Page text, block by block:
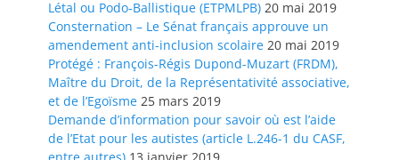
Létal ou Podo-Ballistique (ETPMLPB) 20 mai 2019
Consternation – Le Sénat français approuve un
amendement anti-inclusion scolaire 20 mai 2019
Protégé : François-Régis Dupond-Muzart (FRDM),
Maître du Droit, de la Représentativité associative,
et de l’Egoïsme 25 mars 2019
Demande d’information pour savoir où est l’aide
de l’Etat pour les autistes (article L.246-1 du CASF,